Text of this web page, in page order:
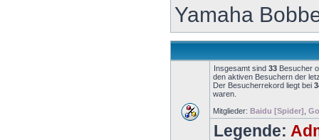
Yamaha
Insgesamt sind 33 Besucher
den aktiven Besuchern der
Der Besucherrekord liegt bei
waren.
Mitglieder: Baidu [Spider]
Legende: